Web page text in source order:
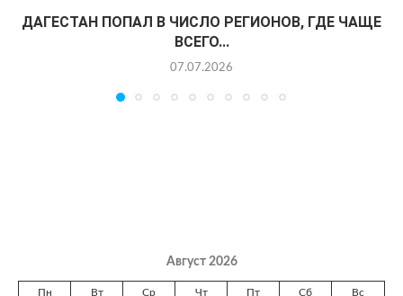
ДАГЕСТАН ПОПАЛ В ЧИСЛО РЕГИОНОВ, ГДЕ ЧАЩЕ
ВСЕГО...
07.07.2026
Август 2026
Пн Вт Ср Чт Пт Сб Вс